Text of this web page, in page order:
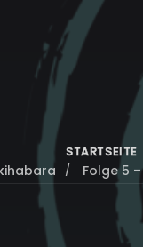
STARTSEITE
Folge 5